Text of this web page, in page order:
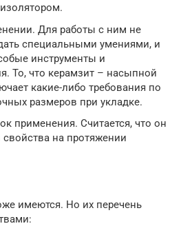
Для работы с ним не
специальными умениями, и
инструменты и
То, что керамзит – насыпной
какие-либо требования по
размеров при укладке.
применения. Считается, что он
свойства на протяжении
имеются. Но их перечень